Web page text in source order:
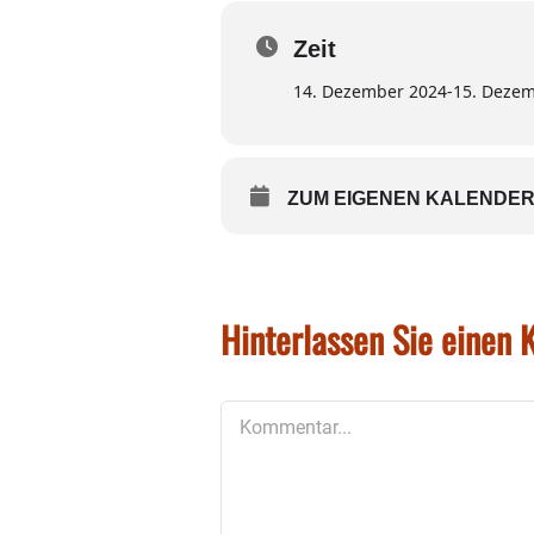
Der Christkindlmarkt in
gemütlicher Treffpunkt in
Zeit
14. Dezember 2024-15.
ZUM EIGENEN
Hinterlassen Sie einen